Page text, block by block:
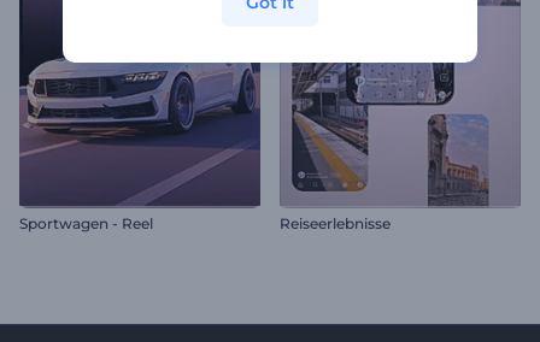
Sportwagen - Reel Reiseerlebnisse